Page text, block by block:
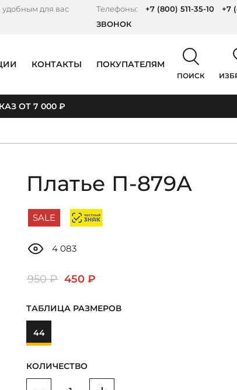
для вас
Телефоны: +7 (800) 511-35-10 +7
ЗВОНОК
КОНТАКТЫ ПОКУПАТЕЛЯМ
ПОИСК
ОТ 7 000 ₽
Платье П-879А
SALE
4 083
950 ₽ 450 ₽
ТАБЛИЦА РАЗМЕРОВ
44
КОЛИЧЕСТВО